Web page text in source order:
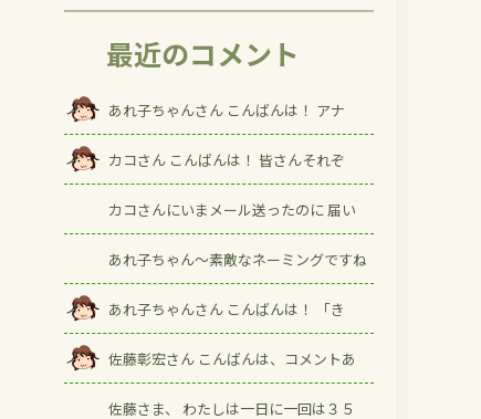
最近のコメント
あれ子ちゃんさん こんばんは！ アナ
カコさん こんばんは！ 皆さんそれぞ
カコさんにいまメール送ったのに 届い
あれ子ちゃん〜素敵なネーミングですね
あれ子ちゃんさん こんばんは！ 「き
佐藤彰宏さん こんばんは、コメントあ
佐藤さま、 わたしは一日に一回は３５